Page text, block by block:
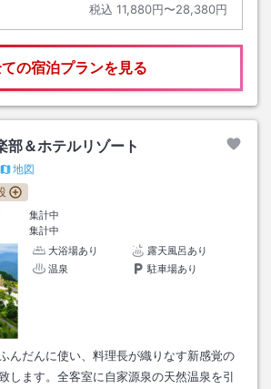
税込 11,880円〜28,380円
の宿泊プランを見る
部＆ホテルリゾート
地図
集計中
集計中
大浴場あり
露天風呂あり
温泉
駐車場あり
んだんに使い、料理長が織りなす新感覚の
します。全客室に自家源泉の天然温泉を引